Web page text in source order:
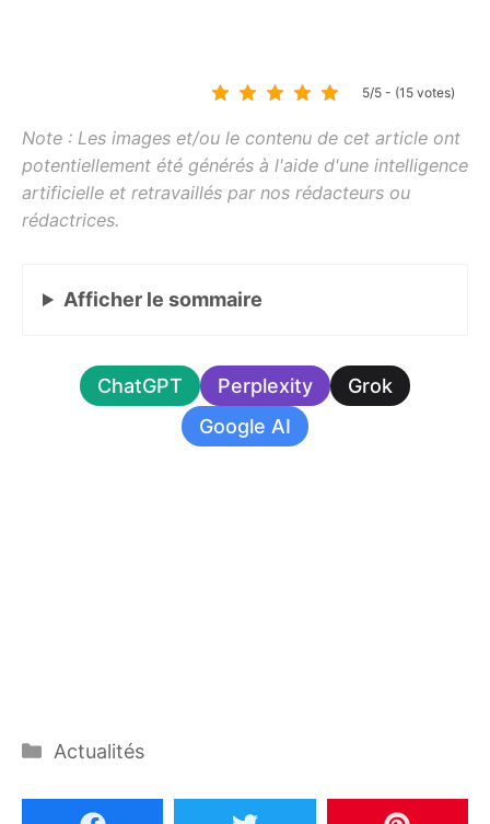
5/5 - (15 votes)
Afficher le sommaire
ChatGPT Perplexity
Grok
Google AI
Catégories
Actualités